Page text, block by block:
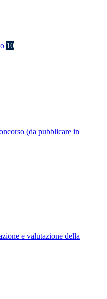
10
(da pubblicare in
e valutazione della